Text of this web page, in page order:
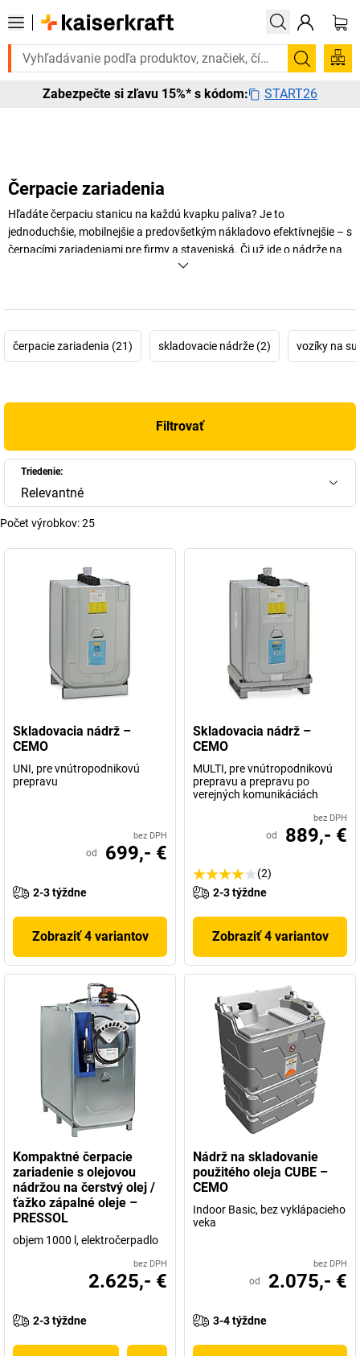
to urgentne? Vybrané bestsellery doručíme do 72 hodín. Objavte
Zabezpečte si zľavu 15%* s kódom: START26
Čerpacie zariadenia
Hľadáte čerpaciu stanicu na každú kvapku paliva? Je to
jednoduchšie, mobilnejšie a predovšetkým nákladovo efektívnejšie – s
čerpacími zariadeniami pre firmy a staveniská. Či už ide o nádrže na
naftu, skladovacie nádrže alebo mobilné čerpacie zariadenia, s
+Zobraziť viac
čerpacie zariadenia (21) skladovacie nádrže (2) vozíky na
Filtrovať
Triedenie:
Relevantné
Počet výrobkov:25
Skladovacia nádrž –
CEMO
UNI, pre vnútropodnikovú
prepravu
bez DPH
od 699,- €
2-3 týždne
Zobraziť 4 variantov
Skladovacia nádrž –
CEMO
MULTI, pre vnútropodnikovú
prepravu a prepravu po
verejných komunikáciách
bez DPH
od 889,- €
(2)
2-3 týždne
Zobraziť 4 variantov
Kompaktné čerpacie
zariadenie s olejovou
nádržou na čerstvý olej /
ťažko zápalné oleje –
PRESSOL
objem 1000 l, elektročerpadlo
bez DPH
2.625,- €
2-3 týždne
Nádrž na skladovanie
použitého oleja CUBE –
CEMO
Indoor Basic, bez vyklápacieho
veka
bez DPH
od 2.075,- €
3-4 týždne